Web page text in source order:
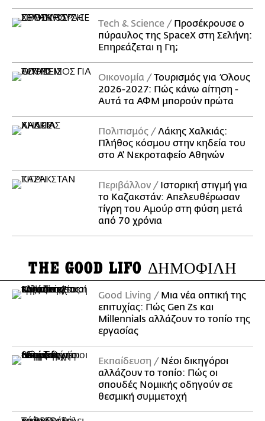
Τech & Science
Προσέκρουσε ο
πύραυλος της SpaceX στη Σελήνη:
Επηρεάζεται η Γη;
Οικονομία
Τουρισμός για Όλους
2026-2027: Πώς κάνω αίτηση -
Αυτά τα ΑΦΜ μπορούν πρώτα
Πολιτισμός
Λάκης Χαλκιάς:
Πλήθος κόσμου στην κηδεία του
στο Α' Νεκροταφείο Αθηνών
Περιβάλλον
Ιστορική στιγμή για
το Καζακστάν: Απελευθέρωσαν
τίγρη του Αμούρ στη φύση μετά
από 70 χρόνια
THE GOOD LIFO ΔΗΜΟΦΙΛΗ
Good Living
Μια νέα οπτική της
επιτυχίας: Πώς Gen Zs και
Millennials αλλάζουν το τοπίο της
εργασίας
Εκπαίδευση
Νέοι δικηγόροι
αλλάζουν το τοπίο: Πώς οι
σπουδές Νομικής οδηγούν σε
θεσμική συμμετοχή